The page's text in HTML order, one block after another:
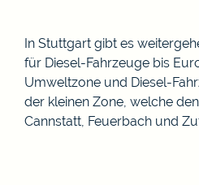
In Stuttgart gibt es
für Diesel-Fahrzeuge bis
Umweltzone und Diesel-
der kleinen Zone, welche
Cannstatt, Feuerbach und